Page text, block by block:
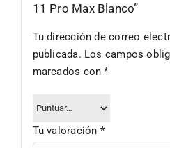
11 Pro Max Blanco”
Tu dirección de correo
publicada. Los campos
marcados con*
Tu valoración *